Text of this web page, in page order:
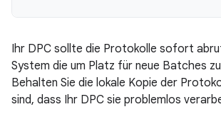
Ihr DPC sollte die Protokolle sofort
System die um Platz für neue Batches
Behalten Sie die lokale Kopie der
sind, dass Ihr DPC sie problemlos